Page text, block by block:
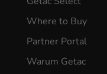
Where to Buy
Partner Portal
Warum Getac